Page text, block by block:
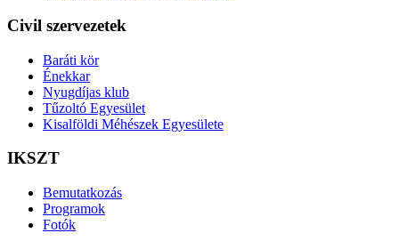
Civil szervezetek
Baráti kör
Énekkar
Nyugdíjas klub
Tűzoltó Egyesület
Kisalföldi Méhészek Egyesülete
IKSZT
Bemutatkozás
Programok
Fotók